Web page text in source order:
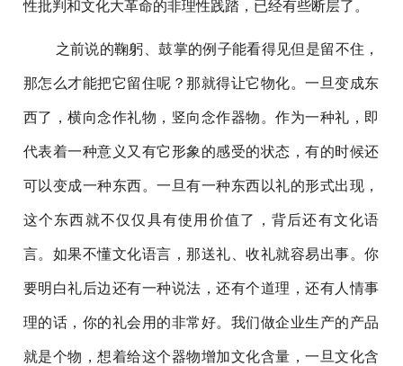
性批判和文化大革命的非理性践踏，已经有些断层了。
之前说的鞠躬、鼓掌的例子能看得见但是留不住，
那怎么才能把它留住呢？那就得让它物化。一旦变成东
西了，横向念作礼物，竖向念作器物。作为一种礼，即
代表着一种意义又有它形象的感受的状态，有的时候还
可以变成一种东西。一旦有一种东西以礼的形式出现，
这个东西就不仅仅具有使用价值了，背后还有文化语
言。如果不懂文化语言，那送礼、收礼就容易出事。你
要明白礼后边还有一种说法，还有个道理，还有人情事
理的话，你的礼会用的非常好。我们做企业生产的产品
就是个物，想着给这个器物增加文化含量，一旦文化含